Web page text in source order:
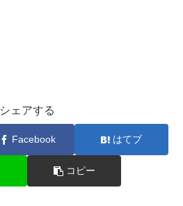
シェアする
Facebook はてブ
コピー